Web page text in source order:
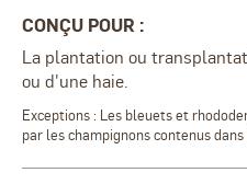
CONÇU POUR :
La plantation ou
ou d'une haie.
Exceptions : Les bleuets et
par les champignons contenus dans